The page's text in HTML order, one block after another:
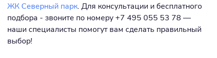
ЖК Северный парк. Для консультации и бесплатного
подбора - звоните по номеру +7 495 055 53 78 —
наши специалисты помогут вам сделать правильный
выбор!